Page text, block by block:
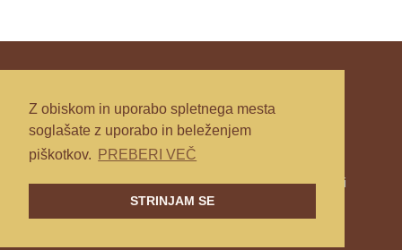
Z obiskom in uporabo spletnega mesta
soglašate z uporabo in beleženjem
piškotkov.
PREBERI VEČ
STRINJAM SE
Splošni pogoji poslovanja|Politika zasebnosti